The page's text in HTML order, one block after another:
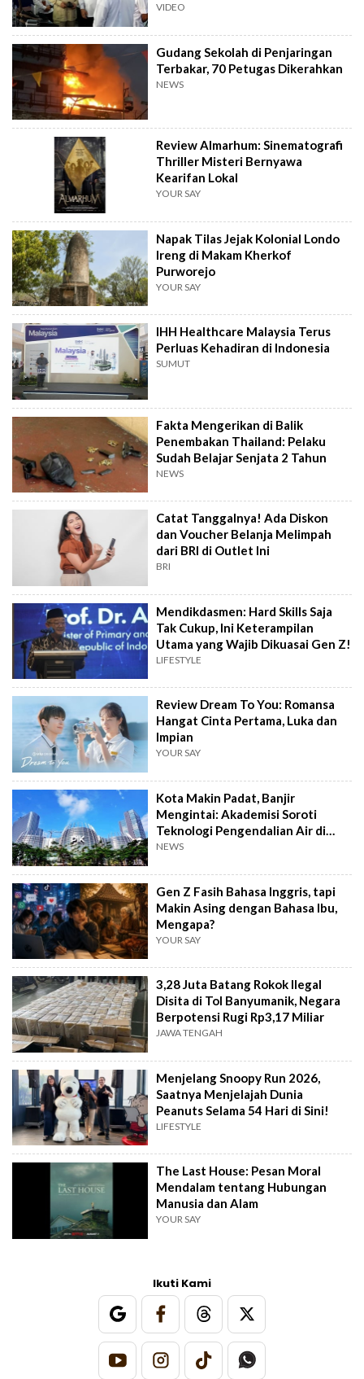
VIDEO
Gudang Sekolah di Penjaringan
Terbakar, 70 Petugas Dikerahkan
NEWS
Review Almarhum: Sinematografi
Thriller Misteri Bernyawa
Kearifan Lokal
YOUR SAY
Napak Tilas Jejak Kolonial Londo
Ireng di Makam Kherkof
Purworejo
YOUR SAY
IHH Healthcare Malaysia Terus
Perluas Kehadiran di Indonesia
SUMUT
Fakta Mengerikan di Balik
Penembakan Thailand: Pelaku
Sudah Belajar Senjata 2 Tahun
NEWS
Catat Tanggalnya! Ada Diskon
dan Voucher Belanja Melimpah
dari BRI di Outlet Ini
BRI
Mendikdasmen: Hard Skills Saja
Tak Cukup, Ini Keterampilan
Utama yang Wajib Dikuasai Gen Z!
LIFESTYLE
Review Dream To You: Romansa
Hangat Cinta Pertama, Luka dan
Impian
YOUR SAY
Kota Makin Padat, Banjir
Mengintai: Akademisi Soroti
Teknologi Pengendalian Air di
PIK2
NEWS
Gen Z Fasih Bahasa Inggris, tapi
Makin Asing dengan Bahasa Ibu,
Mengapa?
YOUR SAY
3,28 Juta Batang Rokok Ilegal
Disita di Tol Banyumanik, Negara
Berpotensi Rugi Rp3,17 Miliar
JAWA TENGAH
Menjelang Snoopy Run 2026,
Saatnya Menjelajah Dunia
Peanuts Selama 54 Hari di Sini!
LIFESTYLE
The Last House: Pesan Moral
Mendalam tentang Hubungan
Manusia dan Alam
YOUR SAY
Ikuti Kami